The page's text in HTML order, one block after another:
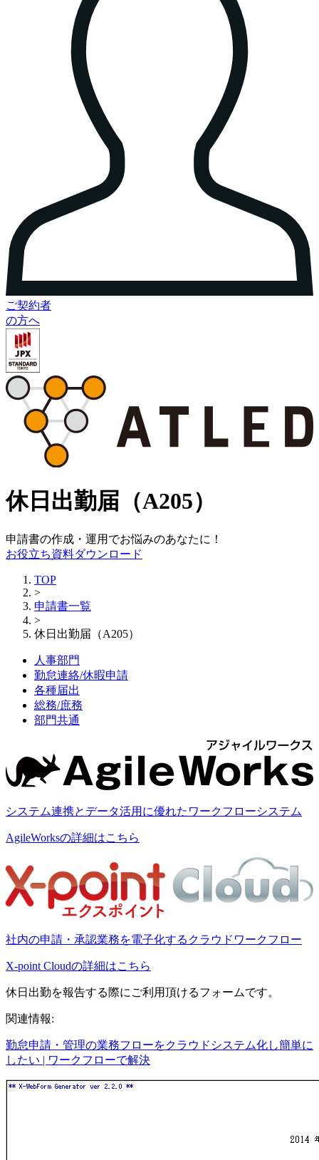
ご契約者
の方へ
休日出勤届（A205）
申請書の作成・運用でお悩みのあなたに！
お役立ち資料ダウンロード
TOP
>
申請書一覧
>
休日出勤届（A205）
人事部門
勤怠連絡/休暇申請
各種届出
総務/庶務
部門共通
システム連携とデータ活用に優れたワークフローシステム
AgileWorksの詳細はこちら
社内の申請・承認業務を電子化するクラウドワークフロー
X-point Cloudの詳細はこちら
休日出勤を報告する際にご利用頂けるフォームです。
関連情報:
勤怠申請・管理の業務フローをクラウドシステム化し簡単に
したい | ワークフローで解決